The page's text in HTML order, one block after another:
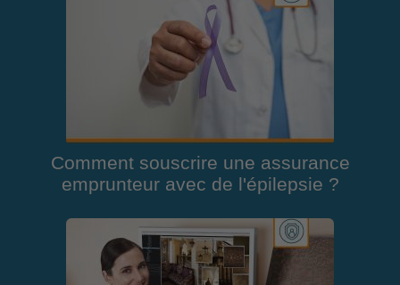
Comment souscrire une assurance
emprunteur avec de l'épilepsie ?